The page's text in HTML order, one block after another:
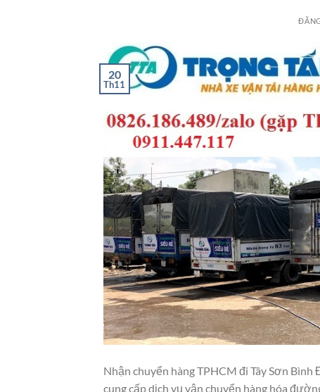
20
Th11
Nhận chuyển hàng TPHCM đi Tây Sơn
cung cấp dịch vụ vận chuyển hàng hóa